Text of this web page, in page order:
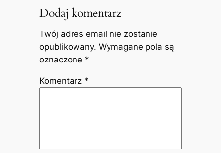
Dodaj komentarz
Twój adres email nie zostanie
opublikowany. Wymagane pola są
oznaczone *
Komentarz *